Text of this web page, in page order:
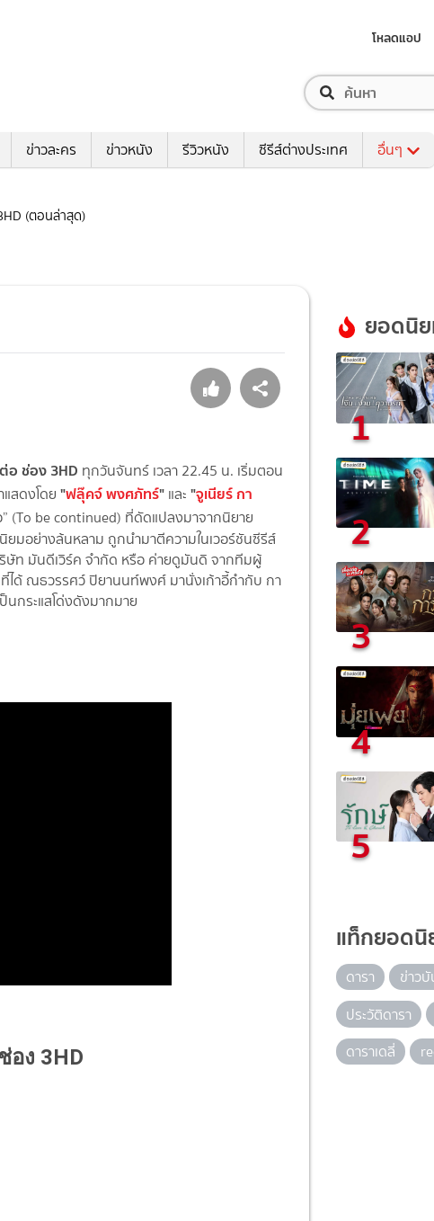
โหลดแอป
ข่าวละคร ข่าวหนัง รีวิวหนัง ซีรีส์ต่างประเทศ อื่นๆ
(ตอนล่าสุด)
อ ช่อง 3HD ทุกวันจันทร์ เวลา 22.45 น. เริ่มตอน
สดงโดย "ฟลุ๊คจ์ พงศภัทร์" และ "จูเนียร์ กา
(To be continued) ที่ดัดแปลงมาจากนิยาย
ยมอย่างล้นหลาม ถูกนำมาตีความในเวอร์ชันซีรีส์
ษัท มันดีเวิร์ค จำกัด หรือ ค่ายดูมันดิ จากทีมผู้
ด้ ณธวรรศว์ ปิยานนท์พงศ์ มานั่งเก้าอี้กำกับ กา
กระแสโด่งดังมากมาย
อง 3HD
ยอดนิ
1
2
3
4
5
แท็กยอดนิ
ดารา ข่าวบั
ประวัติดารา
ดาราเดลี่